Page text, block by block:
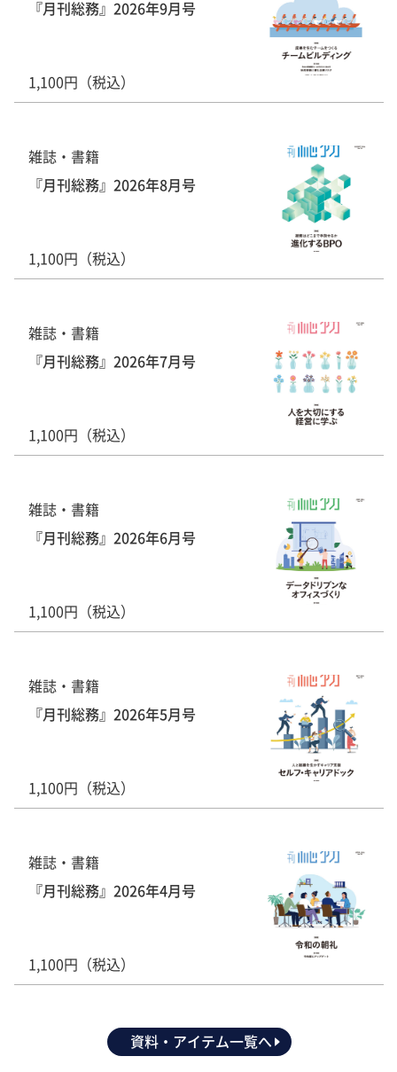
『月刊総務』2026年9月号
1,100円（税込）
雑誌・書籍
『月刊総務』2026年8月号
1,100円（税込）
雑誌・書籍
『月刊総務』2026年7月号
1,100円（税込）
雑誌・書籍
『月刊総務』2026年6月号
1,100円（税込）
雑誌・書籍
『月刊総務』2026年5月号
1,100円（税込）
雑誌・書籍
『月刊総務』2026年4月号
1,100円（税込）
資料・アイテム一覧へ